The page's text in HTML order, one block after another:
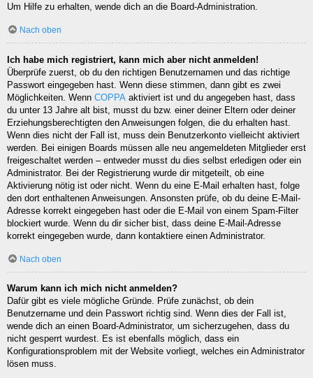
Um Hilfe zu erhalten, wende dich an die Board-Administration.
Nach oben
Ich habe mich registriert, kann mich aber nicht anmelden!
Überprüfe zuerst, ob du den richtigen Benutzernamen und das richtige
Passwort eingegeben hast. Wenn diese stimmen, dann gibt es zwei
Möglichkeiten. Wenn COPPA aktiviert ist und du angegeben hast, dass
du unter 13 Jahre alt bist, musst du bzw. einer deiner Eltern oder deiner
Erziehungsberechtigten den Anweisungen folgen, die du erhalten hast.
Wenn dies nicht der Fall ist, muss dein Benutzerkonto vielleicht aktiviert
werden. Bei einigen Boards müssen alle neu angemeldeten Mitglieder erst
freigeschaltet werden – entweder musst du dies selbst erledigen oder ein
Administrator. Bei der Registrierung wurde dir mitgeteilt, ob eine
Aktivierung nötig ist oder nicht. Wenn du eine E-Mail erhalten hast, folge
den dort enthaltenen Anweisungen. Ansonsten prüfe, ob du deine E-Mail-
Adresse korrekt eingegeben hast oder die E-Mail von einem Spam-Filter
blockiert wurde. Wenn du dir sicher bist, dass deine E-Mail-Adresse
korrekt eingegeben wurde, dann kontaktiere einen Administrator.
Nach oben
Warum kann ich mich nicht anmelden?
Dafür gibt es viele mögliche Gründe. Prüfe zunächst, ob dein
Benutzername und dein Passwort richtig sind. Wenn dies der Fall ist,
wende dich an einen Board-Administrator, um sicherzugehen, dass du
nicht gesperrt wurdest. Es ist ebenfalls möglich, dass ein
Konfigurationsproblem mit der Website vorliegt, welches ein Administrator
lösen muss.